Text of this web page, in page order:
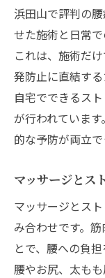
浜田山で評判の
せた施術と日常
これは、施術だ
発防止に直結す
自宅でできるス
が行われていま
的な予防が両立で
マッサージとス
マッサージとス
み合わせです。
とで、腰への負
腰やお尻、太も